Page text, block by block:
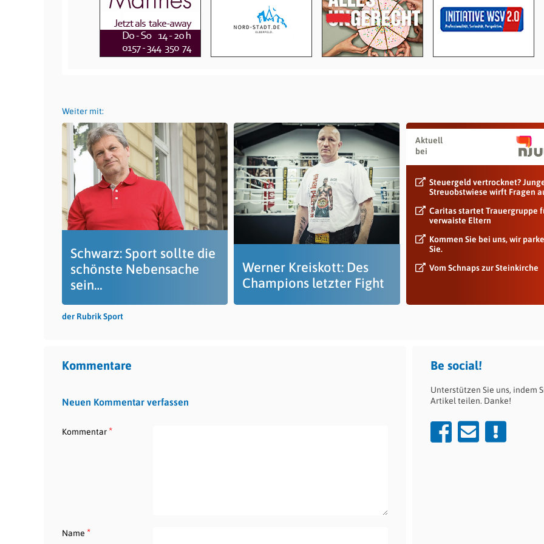
Weiter mit:
Schwarz: Sport sollte die
schönste Nebensache
sein…
Werner Kreiskott: Des
Champions letzter Fight
Aktuell
bei
Steuergeld vertrocknet?
Streuobstwiese wirft Fragen
Caritas startet Trauergruppe
verwaiste Eltern
Kommen Sie bei uns, wir
Sie.
Vom Schnaps zur Steinkirche
der Rubrik Sport
Kommentare
Neuen Kommentar verfassen
Kommentar*
Name *
Be social!
Unterstützen Sie uns, indem
Artikel teilen. Danke!